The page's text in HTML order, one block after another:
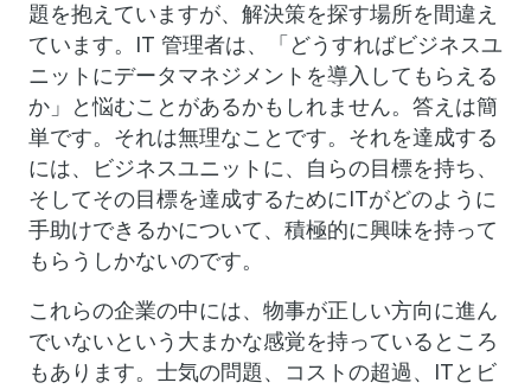
題を抱えていますが、解決策を探す場所を間違え
ています。IT 管理者は、「どうすればビジネスユ
ニットにデータマネジメントを導入してもらえる
か」と悩むことがあるかもしれません。答えは簡
単です。それは無理なことです。それを達成する
には、ビジネスユニットに、自らの目標を持ち、
そしてその目標を達成するためにITがどのように
手助けできるかについて、積極的に興味を持って
もらうしかないのです。
これらの企業の中には、物事が正しい方向に進ん
でいないという大まかな感覚を持っているところ
もあります。士気の問題、コストの超過、ITとビ